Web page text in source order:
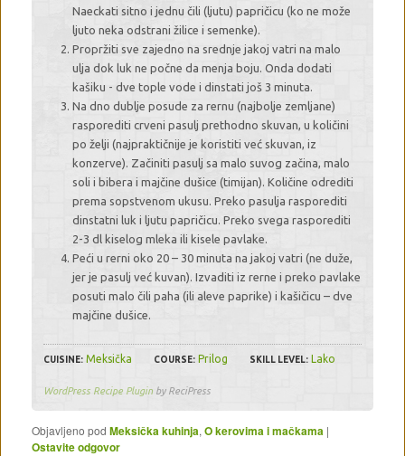
Naeckati sitno i jednu čili (ljutu) papričicu (ko ne može
ljuto neka odstrani žilice i semenke).
Propržiti sve zajedno na srednje jakoj vatri na malo
ulja dok luk ne počne da menja boju. Onda dodati
kašiku - dve tople vode i dinstati još 3 minuta.
Na dno dublje posude za rernu (najbolje zemljane)
rasporediti crveni pasulj prethodno skuvan, u količini
po želji (najpraktičnije je koristiti već skuvan, iz
konzerve). Začiniti pasulj sa malo suvog začina, malo
soli i bibera i majčine dušice (timijan). Količine odrediti
prema sopstvenom ukusu. Preko pasulja rasporediti
dinstatni luk i ljutu papričicu. Preko svega rasporediti
2-3 dl kiselog mleka ili kisele pavlake.
Peći u rerni oko 20 – 30 minuta na jakoj vatri (ne duže,
jer je pasulj već kuvan). Izvaditi iz rerne i preko pavlake
posuti malo čili paha (ili aleve paprike) i kašičicu – dve
majčine dušice.
CUISINE: Meksička COURSE: Prilog SKILL LEVEL: Lako
WordPress Recipe Pluginby ReciPress
Objavljeno pod Meksička kuhinja, O kerovima i mačkama |
Ostavite odgovor